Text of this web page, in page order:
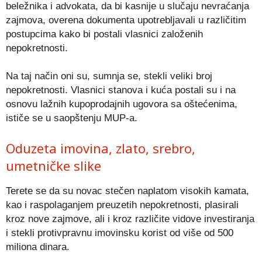
beležnika i advokata, da bi kasnije u slučaju nevraćanja
zajmova, overena dokumenta upotrebljavali u različitim
postupcima kako bi postali vlasnici založenih
nepokretnosti.
Na taj način oni su, sumnja se, stekli veliki broj
nepokretnosti. Vlasnici stanova i kuća postali su i na
osnovu lažnih kupoprodajnih ugovora sa oštećenima,
ističe se u saopštenju MUP-a.
Oduzeta imovina, zlato, srebro,
umetničke slike
Terete se da su novac stečen naplatom visokih kamata,
kao i raspolaganjem preuzetih nepokretnosti, plasirali
kroz nove zajmove, ali i kroz različite vidove investiranja
i stekli protivpravnu imovinsku korist od više od 500
miliona dinara.